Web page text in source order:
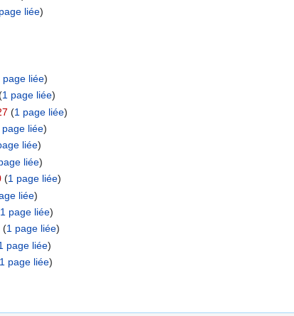
liée)
page liée)
1 page liée)
‏‎ (1 page liée)
page liée)
liée)
liée)
‏‎ (1 page liée)
liée)
1 page liée)
‏‎ (1 page liée)
page liée)
page liée)